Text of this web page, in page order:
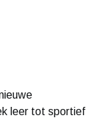
leer tot sportief